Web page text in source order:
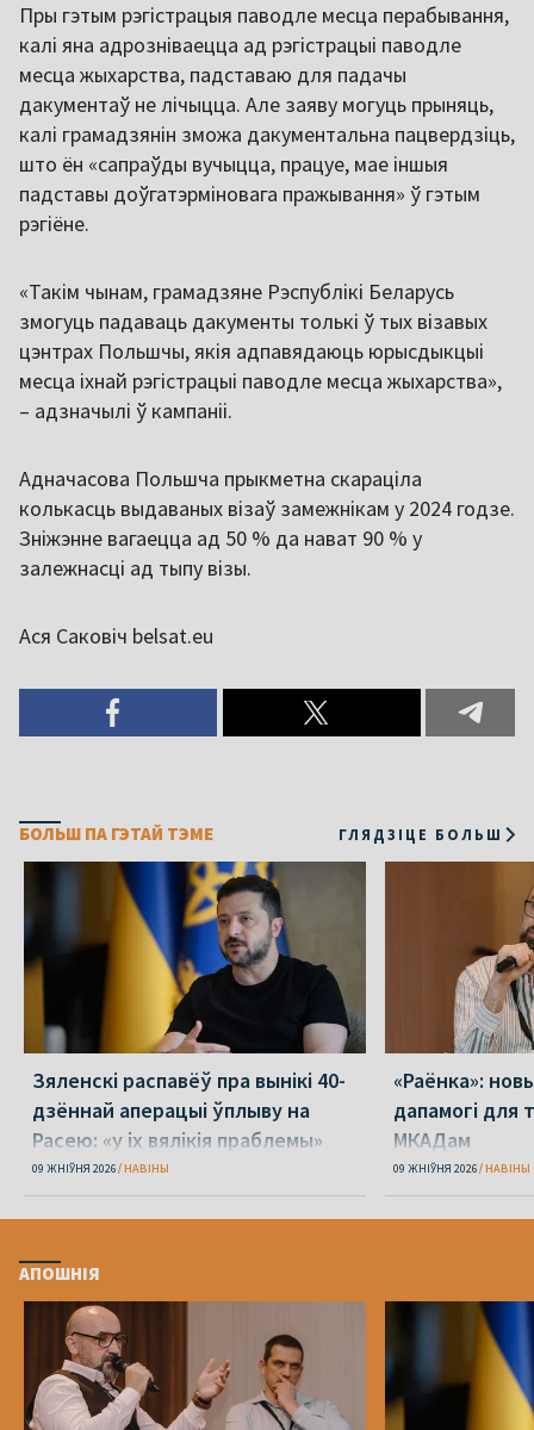
Пры гэтым рэгістрацыя паводле месца перабывання,
калі яна адрозніваецца ад рэгістрацыі паводле
месца жыхарства, падставаю для падачы
дакументаў не лічыцца. Але заяву могуць прыняць,
калі грамадзянін зможа дакументальна пацвердзіць,
што ён «сапраўды вучыцца, працуе, мае іншыя
падставы доўгатэрміновага пражывання» ў гэтым
рэгіёне.
«Такім чынам, грамадзяне Рэспублікі Беларусь
змогуць падаваць дакументы толькі ў тых візавых
цэнтрах Польшчы, якія адпавядаюць юрысдыкцыі
месца іхнай рэгістрацыі паводле месца жыхарства»,
– адзначылі ў кампаніі.
Адначасова Польшча прыкметна скараціла
колькасць выдаваных візаў замежнікам у 2024 годзе.
Зніжэнне вагаецца ад 50 % да нават 90 % у
залежнасці ад тыпу візы.
Ася Саковіч belsat.eu
БОЛЬШ ПА ГЭТАЙ ТЭМЕ ГЛЯДЗІЦЕ БОЛЬШ
Зяленскі распавёў пра вынікі 40-
дзённай аперацыі ўплыву на
Расею: «у іх вялікія праблемы»
09 ЖНІЎНЯ 2026 НАВІНЫ
«Раёнка»:
дапамогі для
МКАДам
09 ЖНІЎНЯ 2026 НАВІНЫ
АПОШНІЯ